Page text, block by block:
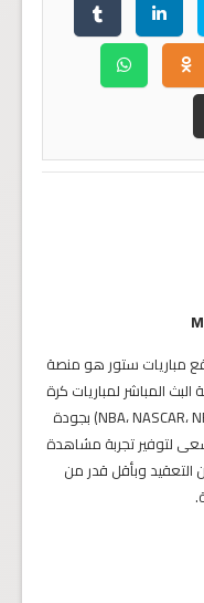
مباريات ستور هو منصة
المباشر لمباريات كرة
القدم وكافة الأحداث الرياضية الكبرى (NBA، NASCAR، NFL) بجودة
لتوفير تجربة مشاهدة
التعقيد وبأقل قدر من